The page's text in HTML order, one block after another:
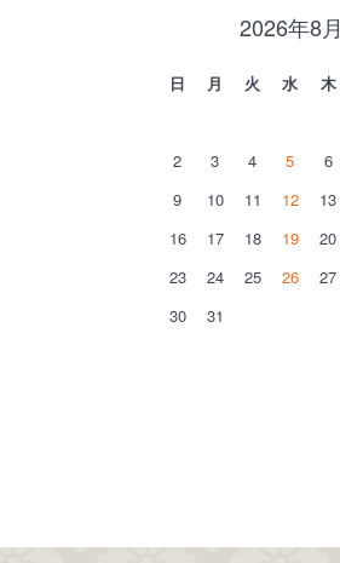
2026年8月
日 月 火 水 木
2
3 4 5 6
9
10 11 12 13
16
17 18 19 20
23
24 25 26 27
30
31